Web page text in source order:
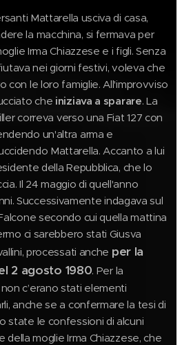
Mattarella usciva di casa,
la macchina, si fermava per
Irma Chiazzese e i figli. Senza
nei giorni festivi, voleva che
con le loro famiglie. All'improvviso
che iniziava a sparare. La
correva verso una Fiat 127 con
un'altra arma e
Mattarella. Accanto a lui
della Repubblica, che lo
Il 24 maggio di quell'anno
Successivamente indagava sul
secondo cui quella mattina
ci sarebbero stati Giusva
processati anche per la
2 agosto 1980. Per la
c’erano stati elementi
anche se a confermare la tesi di
state le confessioni di alcuni
della moglie Irma Chiazzese, che